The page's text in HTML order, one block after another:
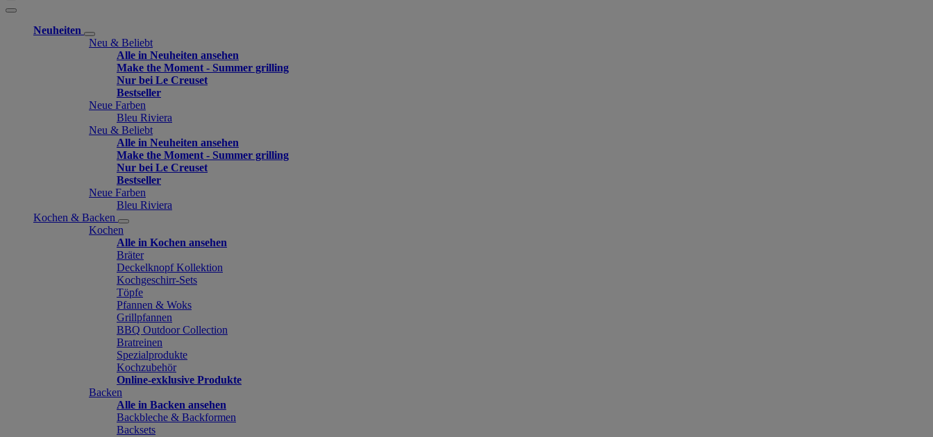
Neuheiten
Neu & Beliebt
Alle in Neuheiten ansehen
Make the Moment - Summer grilling
Nur bei Le Creuset
Bestseller
Neue Farben
Bleu Riviera
Neu & Beliebt
Alle in Neuheiten ansehen
Make the Moment - Summer grilling
Nur bei Le Creuset
Bestseller
Neue Farben
Bleu Riviera
Kochen & Backen
Kochen
Alle in Kochen ansehen
Bräter
Deckelknopf Kollektion
Kochgeschirr-Sets
Töpfe
Pfannen & Woks
Grillpfannen
BBQ Outdoor Collection
Bratreinen
Spezialprodukte
Kochzubehör
Online-exklusive Produkte
Backen
Alle in Backen ansehen
Backbleche & Backformen
Backsets